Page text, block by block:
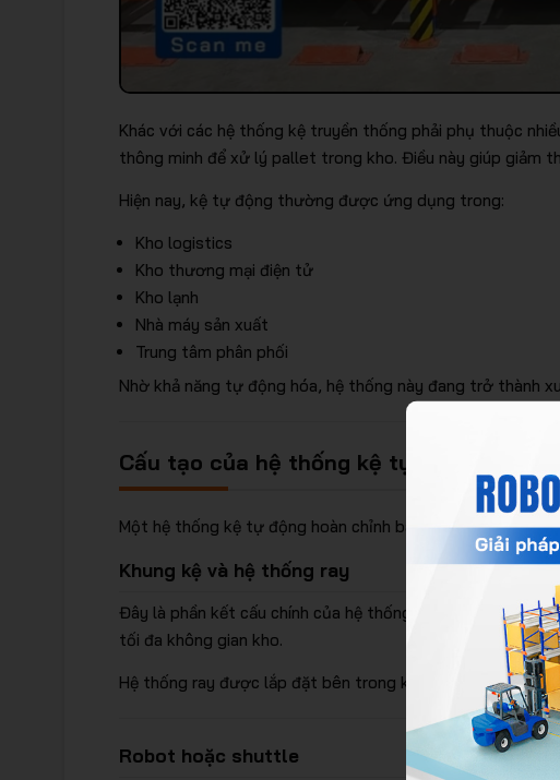
Khác với các hệ thống kệ truyền thống phải phụ thuộc
thông minh để xử lý pallet trong kho. Điều này giúp giảm
Hiện nay, kệ tự động thường được ứng dụng trong:
Kho logistics
Kho thương mại điện tử
Kho lạnh
Nhà máy sản xuất
Trung tâm phân phối
Nhờ khả năng tự động hóa, hệ thống này đang trở thành
Cấu tạo của hệ thống kệ tự động
Một hệ thống kệ tự động hoàn chỉnh bao gồm nhiều
Khung kệ và hệ thống ray
Đây là phần kết cấu chính của hệ thống, thường được
tối đa không gian kho.
Hệ thống ray được lắp đặt bên trong kệ, cho phép robot
Robot hoặc shuttle